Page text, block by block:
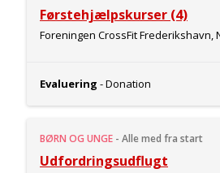
Førstehjælpskurser (4)
Foreningen CrossFit Frederikshavn,
Evaluering - Donation
BØRN OG UNGE - Alle med fra start
Udfordringsudflugt